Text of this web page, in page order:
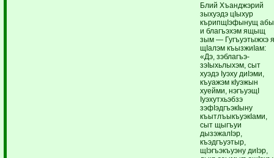
Блий Хъанджэрий
зыхуэдэ цIыхур
кърипщIэфынущ абы
и благъэхэм ящыщ
зым — Гугъуэтыжхэ
щIалэм къызжиIам:
«Дэ, зэблагъэ-
зэIыхьлыхэм, сыт
хуэдэ Iуэху диIэми,
къуажэм кIуэжын
хуейми, нэгъуэщI
Iуэхутхьэбзэ
зэфIэдгъэкIыну
къытлъыкъуэкIами,
сыт щыгъуи
дызэжалIэр,
къэдгъуэтыр,
щIэгъэкъуэну диIэр,